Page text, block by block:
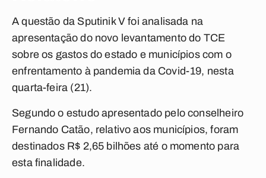
A questão da Sputinik V foi analisada na
apresentação do novo levantamento do TCE
sobre os gastos do estado e municípios com o
enfrentamento à pandemia da Covid-19, nesta
quarta-feira (21).
Segundo o estudo apresentado pelo conselheiro
Fernando Catão, relativo aos municípios, foram
destinados R$ 2,65 bilhões até o momento para
esta finalidade.